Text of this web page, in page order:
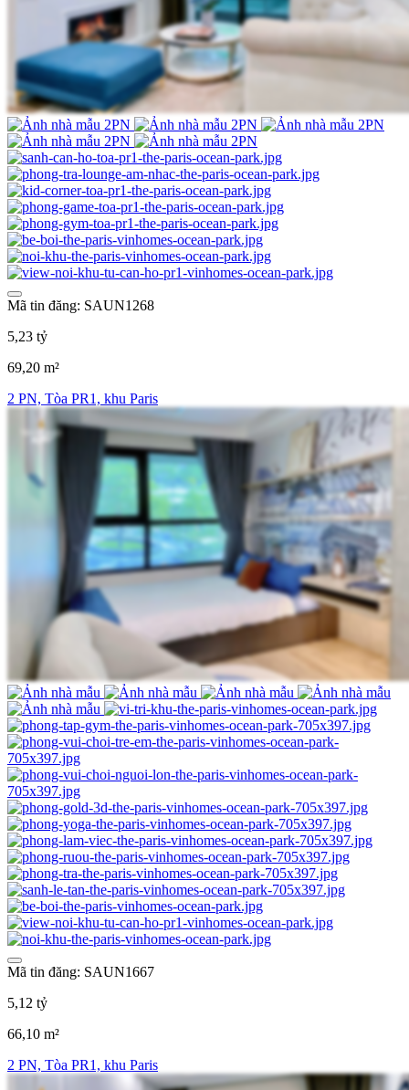
Mã tin đăng: SAUN1268
5,23 tỷ
69,20 m²
2 PN, Tòa PR1, khu Paris
Mã tin đăng: SAUN1667
5,12 tỷ
66,10 m²
2 PN, Tòa PR1, khu Paris